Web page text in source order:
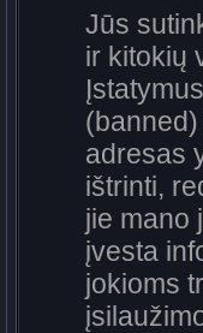
Jūs
ir kitokių
adresas
ištrinti,
jie mano
įvesta
jokioms